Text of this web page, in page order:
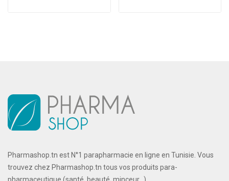
Pharmashop.tn est N°1 parapharmacie en ligne en Tunisie. Vous
trouvez chez Pharmashop.tn tous vos produits para-